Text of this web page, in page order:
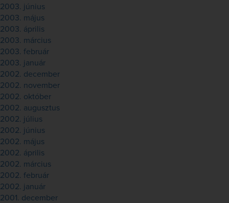
2003. június
2003. május
2003. április
2003. március
2003. február
2003. január
2002. december
2002. november
2002. október
2002. augusztus
2002. július
2002. június
2002. május
2002. április
2002. március
2002. február
2002. január
2001. december